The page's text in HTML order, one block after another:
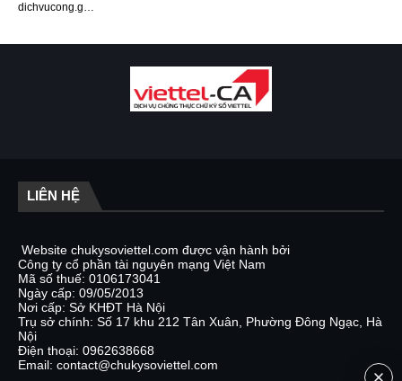
dichvucong.g…
LIÊN HỆ
Website chukysoviettel.com được vận hành bởi
Công ty cổ phần tài nguyên mạng Việt Nam
Mã số thuế: 0106173041
Ngày cấp: 09/05/2013
Nơi cấp: Sở KHĐT Hà Nội
Trụ sở chính: Số 17 khu 212 Tân Xuân, Phường Đông Ngạc, Hà
Nội
Điện thoại: 0962638668
Email: contact@chukysoviettel.com